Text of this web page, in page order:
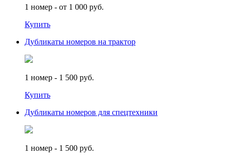
1 номер - от 1 000 руб.
Купить
Дубликаты номеров на трактор
1 номер - 1 500 руб.
Купить
Дубликаты номеров для спецтехники
1 номер - 1 500 руб.